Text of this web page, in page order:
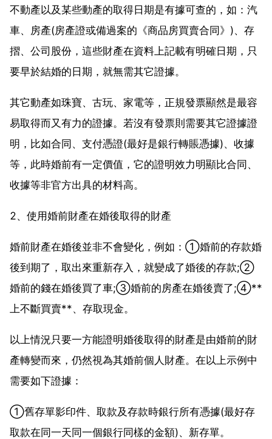
不動產以及某些動產的取得日期是有據可查的，如：汽
車、房產(房產證或備過案的《商品房買賣合同》)、存
摺、公司股份，這些財產在資料上記載有明確日期，只
要早於結婚的日期，就無需其它證據。
其它動產如珠寶、古玩、家電等，正規發票顯然是最容
易取得而又有力的證據。若沒有發票則需要其它證據證
明，比如合同、支付憑證(最好是銀行轉賬憑據)、收據
等，此時婚前有一定價值，它的證明效力明顯比合同、
收據等非官方出具的材料高。
2、使用婚前財產在婚後取得的財產
婚前財產在婚後並非不會變化，例如：①婚前的存款婚
後到期了，取出來重新存入，就變成了婚後的存款;②
婚前的錢在婚後買了車;③婚前的房產在婚後賣了;④**
上不斷買賣**、存取現金。
以上情況只要一方能證明婚後取得的財產是由婚前的財
產轉變而來，仍然視為其婚前個人財產。在以上示例中
需要如下證據：
①舊存單影印件、取款及存款時銀行所有憑據(最好存
取款在同一天同一個銀行同樣的金額)、新存單。